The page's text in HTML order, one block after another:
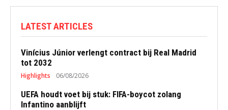
LATEST ARTICLES
Vinícius Júnior verlengt contract bij Real Madrid
tot 2032
Highlights 06/08/2026
UEFA houdt voet bij stuk: FIFA-boycot zolang
Infantino aanblijft